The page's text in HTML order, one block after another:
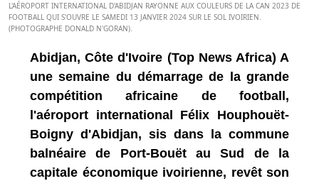
L'AÉROPORT INTERNATIONAL D'ABIDJAN RAYONNE AUX COULEURS DE LA CAN 2023 DE
FOOTBALL QUI S'OUVRE LE SAMEDI 13 JANVIER 2024 SUR LE SOL IVOIRIEN.
(PHOTOGRAPHE DONALD N'GORAN).
Abidjan, Côte d'Ivoire (Top News Africa) A
une semaine du démarrage de la grande
compétition africaine de football,
l'aéroport international Félix Houphouët-
Boigny d'Abidjan, sis dans la commune
balnéaire de Port-Bouët au Sud de la
capitale économique ivoirienne, revêt son